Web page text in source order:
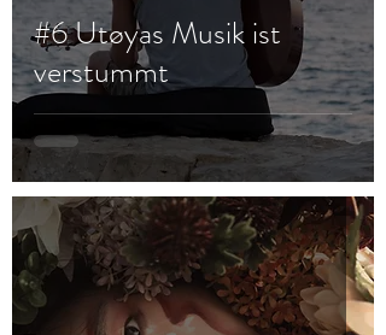
#6 Utøyas Musik ist
verstummt